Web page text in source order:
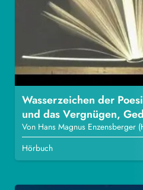
Wasserzeichen der
und das Vergnügen,
Von Hans Magnus Enzensberger
Hörbuch